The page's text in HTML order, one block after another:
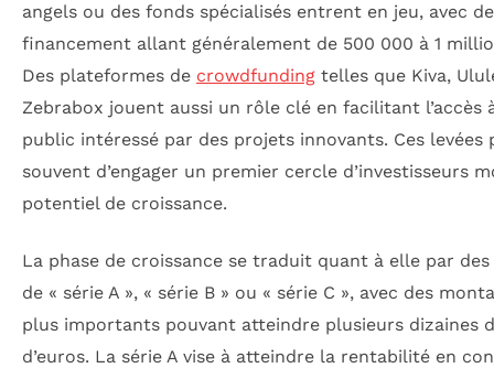
angels ou des fonds spécialisés entrent en jeu, avec
financement allant généralement de 500 000 à 1
Des plateformes de crowdfunding telles que Kiva,
Zebrabox jouent aussi un rôle clé en facilitant l’accès
public intéressé par des projets innovants. Ces levées
souvent d’engager un premier cercle d’investisseurs
potentiel de croissance.
La phase de croissance se traduit quant à elle par des
de « série A », « série B » ou « série C », avec des
plus importants pouvant atteindre plusieurs dizaines
d’euros. La série A vise à atteindre la rentabilité en